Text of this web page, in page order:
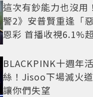
這次有鈔能力也沒用
警2》安普賢重逢「
恩彩 首播收視6.1%
BLACKPINK十週年
絲！Jisoo下場滅火
讓你們失望